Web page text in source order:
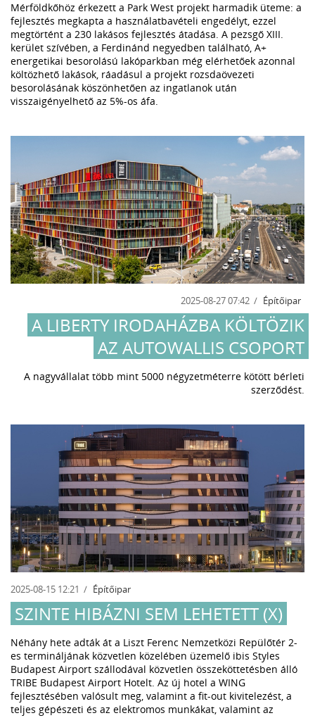
Mérföldkőhöz érkezett a Park West projekt harmadik üteme: a
fejlesztés megkapta a használatbavételi engedélyt, ezzel
megtörtént a 230 lakásos fejlesztés átadása. A pezsgő XIII.
kerület szívében, a Ferdinánd negyedben található, A+
energetikai besorolású lakóparkban még elérhetőek azonnal
költözhető lakások, ráadásul a projekt rozsdaövezeti
besorolásának köszönhetően az ingatlanok után
visszaigényelhető az 5%-os áfa.
2025-08-27 07:42 Építőipar
A LIBERTY IRODAHÁZBA KÖLTÖZIK
AZ AUTOWALLIS CSOPORT
A nagyvállalat több mint 5000 négyzetméterre kötött bérleti
szerződést.
2025-08-15 12:21 Építőipar
SZINTE HIBÁZNI SEM LEHETETT (X)
Néhány hete adták át a Liszt Ferenc Nemzetközi Repülőtér 2-
es termináljának közvetlen közelében üzemelő ibis Styles
Budapest Airport szállodával közvetlen összeköttetésben álló
TRIBE Budapest Airport Hotelt. Az új hotel a WING
fejlesztésében valósult meg, valamint a fit-out kivitelezést, a
teljes gépészeti és az elektromos munkákat, valamint az